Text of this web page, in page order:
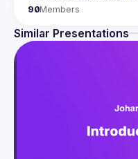
90Members
Similar Presentations